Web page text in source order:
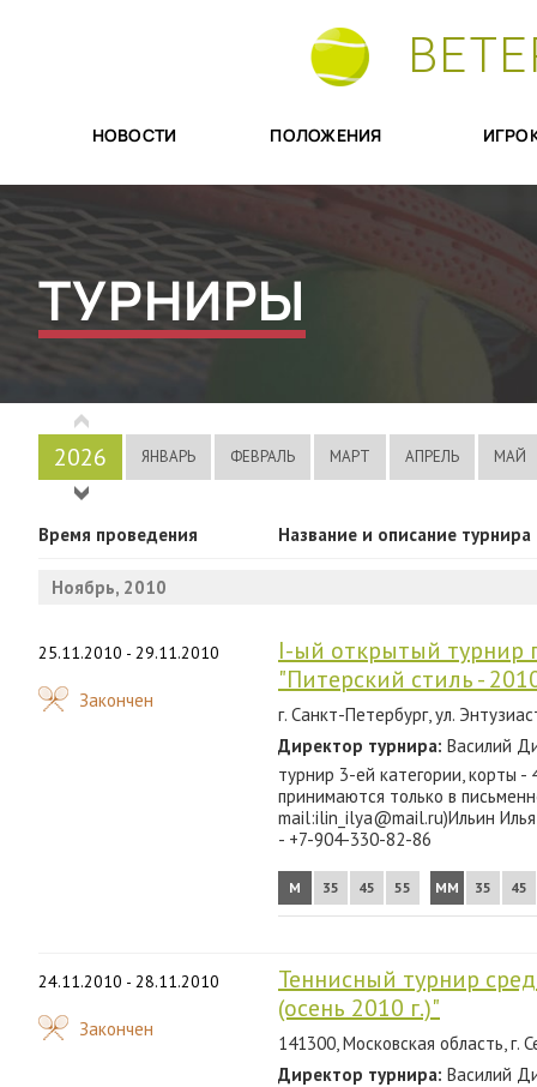
НОВОСТИ ПОЛОЖЕНИЯ
ТУРНИРЫ
2026
2025
2024
2023
2022
2021
2013
ЯНВАРЬ ФЕВРАЛЬ МАРТ АПРЕЛЬ МАЙ
Время проведения Название и описание турнира
Ноябрь, 2010
25.11.2010 - 29.11.2010
Закончен
I-ый открытый турнир
"Питерский стиль -
г. Санкт-Петербург, ул.
Директор турнира: Василий
турнир 3-ей категории, корты -
принимаются только в
mail:ilin_ilya@mail.ru)Ильин
- +7-904-330-82-86
М 35 45 55 ММ 35 45
24.11.2010 - 28.11.2010
Закончен
Теннисный турнир
(осень 2010 г.)"
141300, Московская область, г.
Директор турнира: Василий